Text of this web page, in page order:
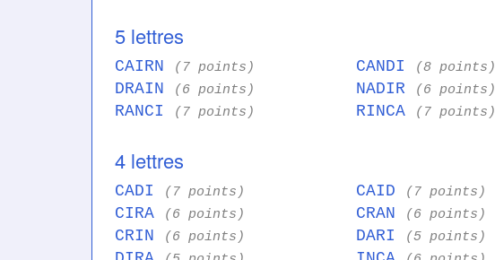
5 lettres
CAIRN (7 points) CANDI (8 points)
DRAIN (6 points) NADIR (6 points)
RANCI (7 points) RINCA (7 points)
4 lettres
CADI (7 points) CAID (7 points)
CIRA (6 points) CRAN (6 points)
CRIN (6 points) DARI (5 points)